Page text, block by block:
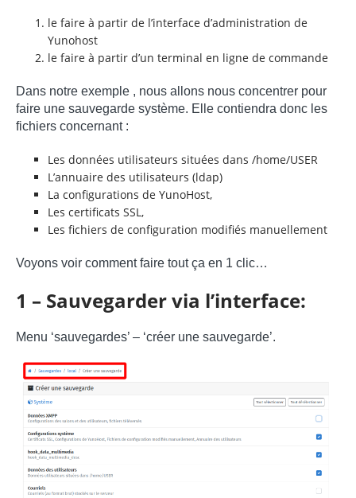
le faire à partir de l’interface d’administration de
Yunohost
le faire à partir d’un terminal en ligne de commande
Dans notre exemple , nous allons nous concentrer pour
faire une sauvegarde système. Elle contiendra donc les
fichiers concernant :
Les données utilisateurs situées dans /home/USER
L’annuaire des utilisateurs (ldap)
La configurations de YunoHost,
Les certificats SSL,
Les fichiers de configuration modifiés manuellement
Voyons voir comment faire tout ça en 1 clic…
1 – Sauvegarder via l’interface:
Menu ‘sauvegardes’ – ‘créer une sauvegarde’.